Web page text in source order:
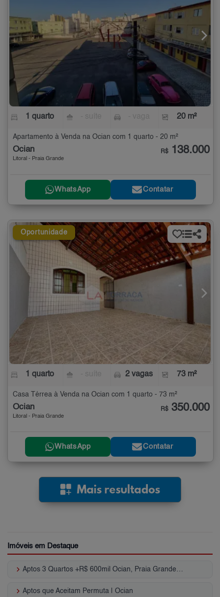
1 quarto 20 m²
Apartamento à Venda na Ocian com 1 quarto - 20 m²
Ocian
Litoral - Praia Grande
R$ 138.000
WhatsApp Contatar
Oportunidade
1 quarto 2 vagas 73 m²
Casa Térrea à Venda na Ocian com 1 quarto - 73 m²
Ocian
Litoral - Praia Grande
R$ 350.000
WhatsApp Contatar
Imóveis em Destaque
keyboard_arrow_right Aptos 3 Quartos +R$ 600mil Ocian, Praia Grande, SP
keyboard_arrow_right Aptos que Aceitam Permuta | Ocian